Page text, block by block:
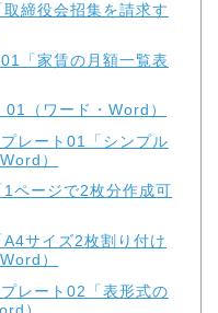
締役会招集を請求す
「家賃の月額一覧表
（ワード・Word）
レート01「シンプル
）
ページで2枚分作成可
サイズ2枚割り付け
）
レート02「表形式の
）